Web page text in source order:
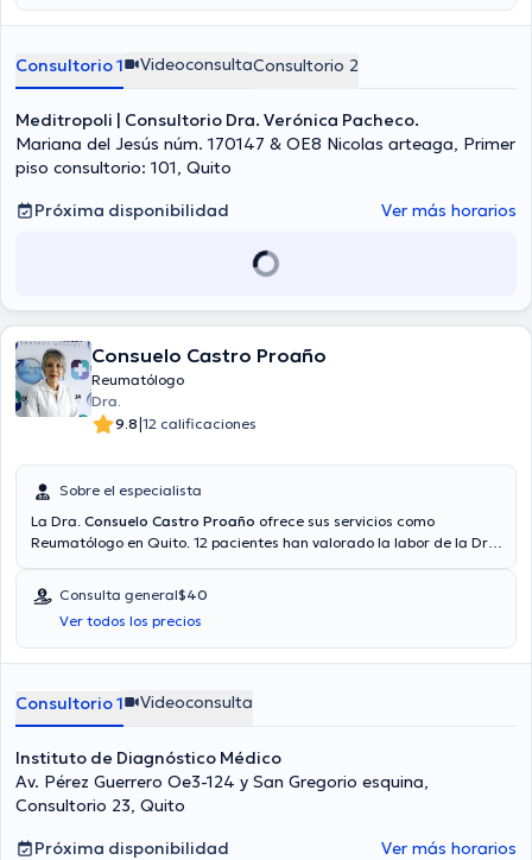
especialista Verónica Gabriela Pacheco Pilco es de $50.
Consultorio 1 VideoconsultaConsultorio 2
Meditropoli | Consultorio Dra. Verónica Pacheco.
Mariana del Jesús núm. 170147 & OE8 Nicolas arteaga, Primer
piso consultorio: 101, Quito
Próxima disponibilidad
Ver más horarios
Consuelo Castro Proaño
Reumatólogo
Dra.
9.8|12 calificaciones
Sobre el especialista
La Dra. Consuelo Castro Proaño ofrece sus servicios como
Reumatólogo en Quito. 12 pacientes han valorado la labor de la Dr.
aseguradoras: Consulta privada, Pan-American Life, Vía reembolso
con cualquier aseguradora. El precio de la consulta con la médico
Consuelo Castro Proaño es de $40.
Consulta general$40
Ver todos los precios
Consultorio 1 Videoconsulta
Instituto de Diagnóstico Médico
Av. Pérez Guerrero Oe3-124 y San Gregorio esquina,
Consultorio 23, Quito
Próxima disponibilidad
Ver más horarios